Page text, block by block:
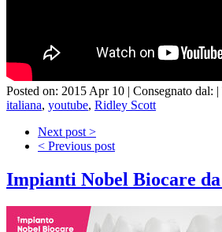
Posted on: 2015 Apr 10 | Consegnato dal: |
italiana, youtube, Ridley Scott
Next post >
< Previous post
Impianti Nobel Biocare